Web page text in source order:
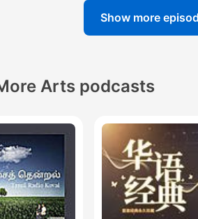
Show more
Arts podcasts